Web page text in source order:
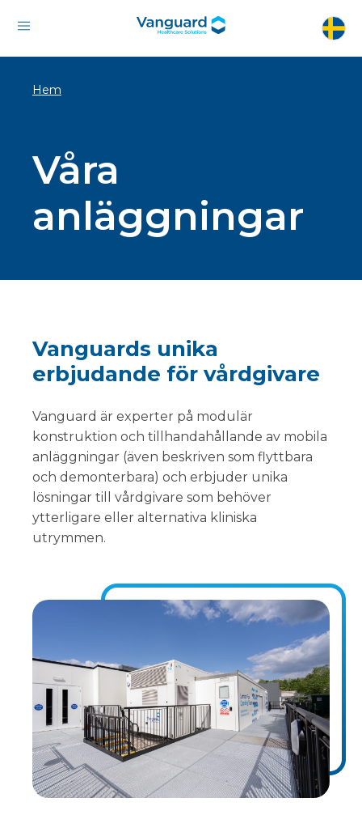
Hem
Våra
anläggningar
Vanguards unika
erbjudande för vårdgivare
Vanguard är experter på modulär
konstruktion och tillhandahållande av mobila
anläggningar (även beskriven som flyttbara
och demonterbara) och erbjuder unika
lösningar till vårdgivare som behöver
ytterligare eller alternativa kliniska
utrymmen.